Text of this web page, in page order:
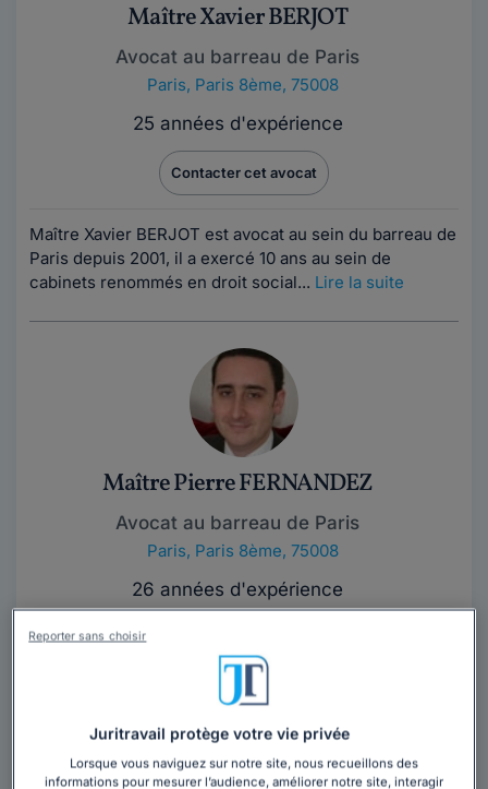
Maître Xavier BERJOT
Avocat au barreau de Paris
Paris, Paris 8ème, 75008
25 années d'expérience
Contacter cet avocat
Maître Xavier BERJOT est avocat au sein du barreau de
Paris depuis 2001, il a exercé 10 ans au sein de
cabinets renommés en droit social... Lire la suite
Maître Pierre FERNANDEZ
Avocat au barreau de Paris
Paris, Paris 8ème, 75008
26 années d'expérience
Avocat depuis 2000, Maître FERNANDEZ intervient
pour ses clients en matière contentieuse, que ce soit
« en demande » pour engager une...
Juritravail protège votre vie privée
Lorsque vous naviguez sur notre site, nous recueillons des
informations pour mesurer l’audience, améliorer notre site, interagir
Reporter sans choisir